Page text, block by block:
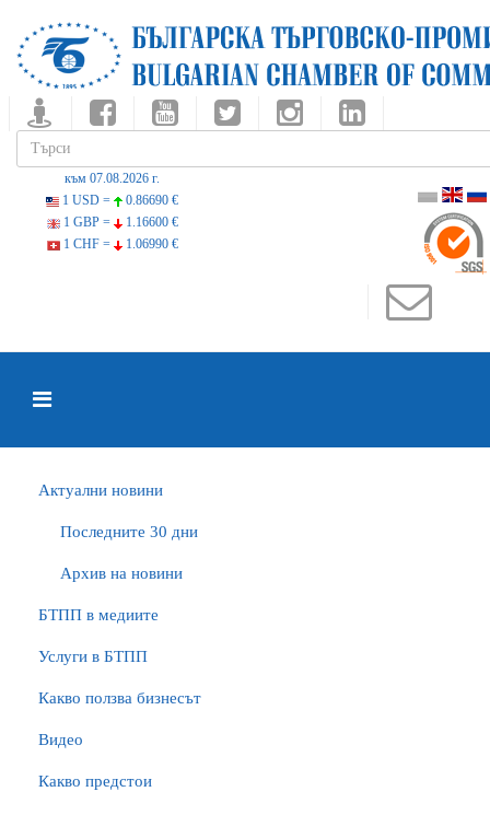
към 07.08.2026 г.
1 USD =
0.86690 €
1 GBP =
1.16600 €
1 CHF =
1.06990 €
Актуални новини
Последните 30 дни
Архив на новини
БTПП в медиите
Услуги в БТПП
Какво ползва бизнесът
Видео
Какво предстои